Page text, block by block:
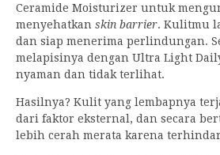
Ceramide Moisturizer untuk
menyehatkan skin barrier. Kulitmu
dan siap menerima perlindungan.
melapisinya dengan Ultra Light
nyaman dan tidak terlihat.
Hasilnya? Kulit yang lembapnya
dari faktor eksternal, dan secara
lebih cerah merata karena